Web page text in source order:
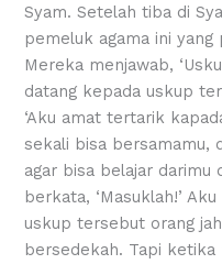
Syam. Setelah tiba di
pemeluk agama ini yang
Mereka menjawab,
datang kepada uskup
‘Aku amat tertarik
sekali bisa bersamamu,
agar bisa belajar darimu
berkata, ‘Masuklah!’
uskup tersebut orang
bersedekah. Tapi